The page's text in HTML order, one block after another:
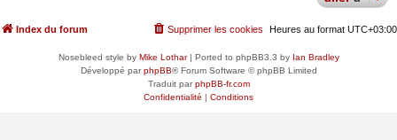
Index du forum Heures au format UTC+03:00
Supprimer les cookies
Nosebleed style by Mike Lothar| Ported to phpBB3.3 by Ian Bradley
Développé parphpBB® Forum Software © phpBB Limited
Traduit parphpBB-fr.com
Confidentialité | Conditions